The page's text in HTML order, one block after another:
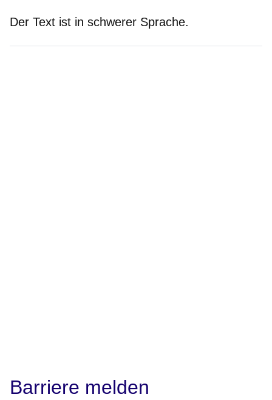
Der Text ist in schwerer Sprache.
Barriere melden